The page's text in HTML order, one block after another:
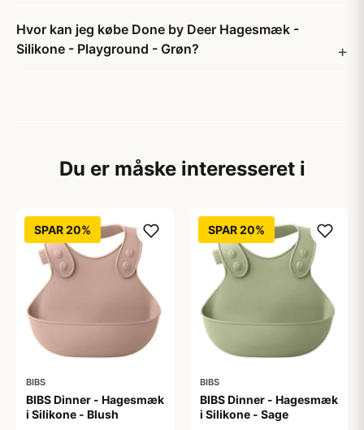
Hvor kan jeg købe Done by Deer Hagesmæk -
Silikone - Playground - Grøn?
Du er måske interesseret i
SPAR 20%
BIBS
BIBS Dinner - Hagesmæk
i Silikone - Blush
SPAR 20%
BIBS
BIBS Dinner - Hagesmæk
i Silikone - Sage